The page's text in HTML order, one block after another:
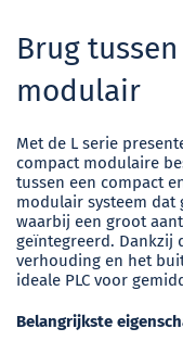
Brug
modulair
Met de L serie
compact modulaire
tussen een compact
modulair systeem dat
waarbij een groot
geïntegreerd. Dankzij
verhouding en het
ideale PLC voor
Belangrijkste